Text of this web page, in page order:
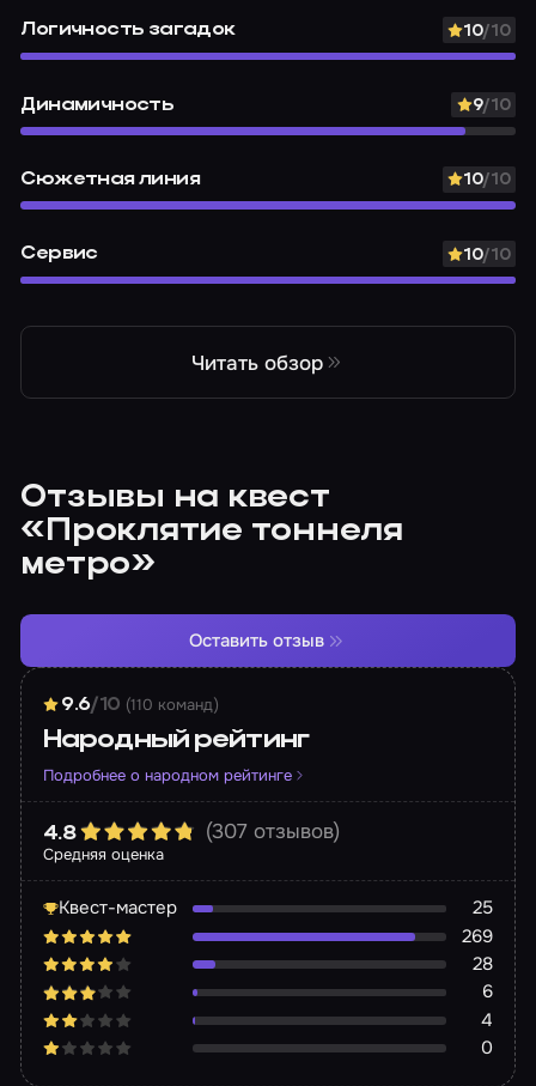
Логичность загадок 10/10
Динамичность 9/10
Сюжетная линия 10/10
Сервис 10/10
Читать обзор
Отзывы на квест
«Проклятие тоннеля
метро»
9.6/10 (110 команд)
Народный рейтинг
Подробнее о народном рейтинге
Средняя оценка
4.8 (307 отзывов)
Квест-мастер
25
269
28
6
4
0
Оставить отзыв